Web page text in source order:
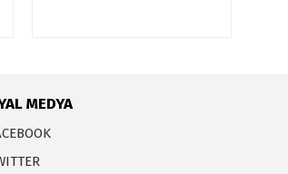
MEDYA